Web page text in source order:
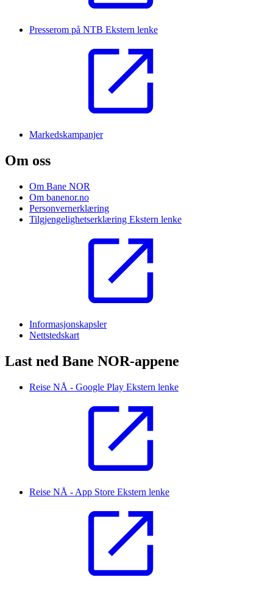
Presserom på NTB Ekstern lenke
Markedskampanjer
Om oss
Om Bane NOR
Om banenor.no
Personvernerklæring
Tilgjengelighetserklæring Ekstern lenke
Informasjonskapsler
Nettstedskart
Last ned Bane NOR-appene
Reise NÅ - Google Play Ekstern lenke
Reise NÅ - App Store Ekstern lenke